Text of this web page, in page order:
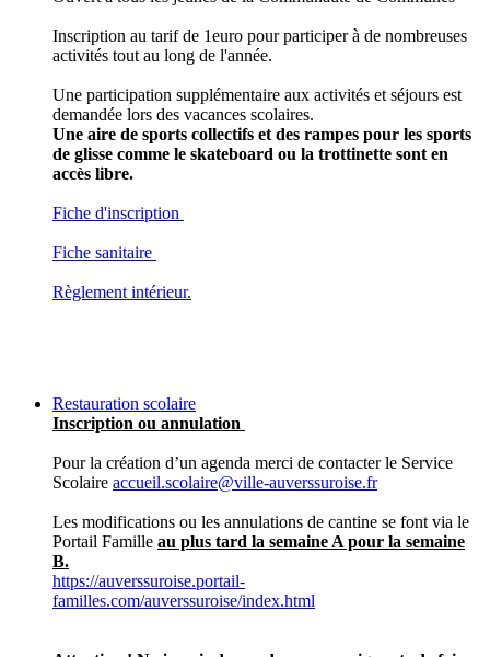
Inscription au tarif de 1euro pour participer à de nombreuses
activités tout au long de l'année.
Une participation supplémentaire aux activités et séjours est
demandée lors des vacances scolaires.
Une aire de sports collectifs et des rampes pour les sports
de glisse comme le skateboard ou la trottinette sont en
accès libre.
Fiche d'inscription
Fiche sanitaire
Règlement intérieur.
Restauration scolaire
Inscription ou annulation
Pour la création d’un agenda merci de contacter le Service
Scolaire accueil.scolaire@ville-auverssuroise.fr
Les modifications ou les annulations de cantine se font via le
Portail Famille au plus tard la semaine A pour la semaine
B.
https://auverssuroise.portail-
familles.com/auverssuroise/index.html